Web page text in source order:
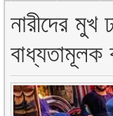
নারীদের মুখ